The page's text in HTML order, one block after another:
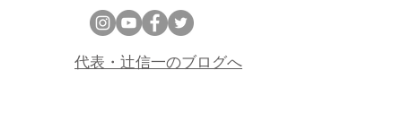
代表・辻信一のブログへ